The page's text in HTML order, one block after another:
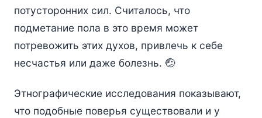
потусторонних сил. Считалось, что
подметание пола в это время может
потревожить этих духов, привлечь к себе
несчастья или даже болезнь. 🤕
Этнографические исследования показывают,
что подобные поверья существовали и у